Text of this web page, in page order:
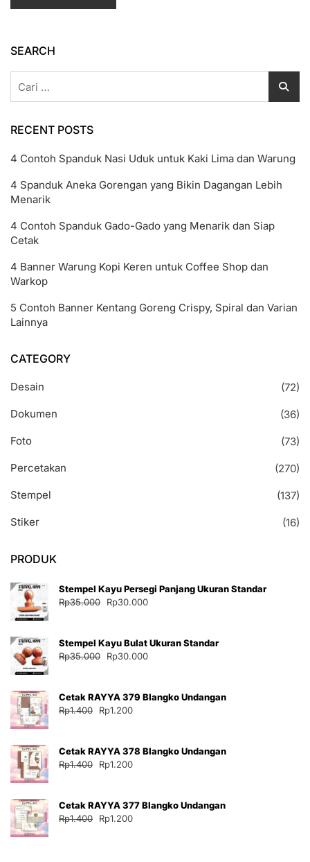
SEARCH
untuk:
RECENT POSTS
4 Contoh Spanduk Nasi Uduk untuk Kaki Lima dan Warung
4 Spanduk Aneka Gorengan yang Bikin Dagangan Lebih
Menarik
4 Contoh Spanduk Gado-Gado yang Menarik dan Siap
Cetak
4 Banner Warung Kopi Keren untuk Coffee Shop dan
Warkop
5 Contoh Banner Kentang Goreng Crispy, Spiral dan Varian
Lainnya
CATEGORY
Desain
(72)
Dokumen
(36)
Foto
(73)
Percetakan
(270)
Stempel
(137)
Stiker
(16)
PRODUK
Stempel Kayu Persegi Panjang Ukuran Standar
Rp35.000
Harga
Rp35.000.
Rp30.000
adalah:
Stempel Kayu Bulat Ukuran Standar
Rp35.000
Harga
Rp35.000.
Rp30.000
adalah:
Cetak RAYYA 379 Blangko Undangan
Rp1.400
Harga
Rp1.400.
Rp1.200
adalah:
Cetak RAYYA 378 Blangko Undangan
Rp1.400
Harga
Rp1.400.
Rp1.200
adalah:
Cetak RAYYA 377 Blangko Undangan
Rp1.400
Harga
Rp1.200